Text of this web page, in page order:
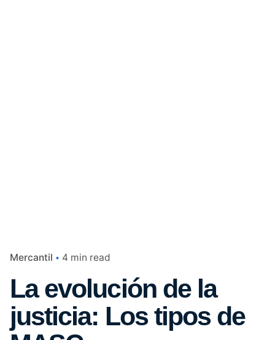
Mercantil 4 min read
La evolución de la
justicia: Los tipos de